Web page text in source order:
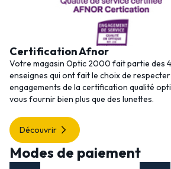
Certification Afnor
Votre magasin Optic 2000 fait partie des
enseignes qui ont fait le choix de respecter
engagements de la certification qualité
vous fournir bien plus que des lunettes.
Découvrir
Modes de paiement